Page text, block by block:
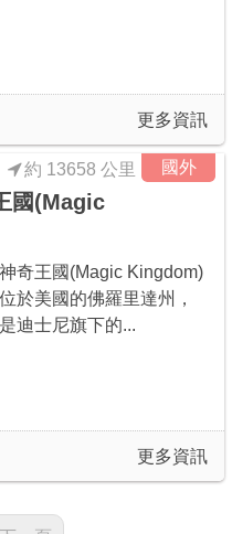
更多資訊
國外
約 13658 公里
國(Magic
神奇王國(Magic Kingdom)
位於美國的佛羅里達州，
是迪士尼旗下的...
更多資訊